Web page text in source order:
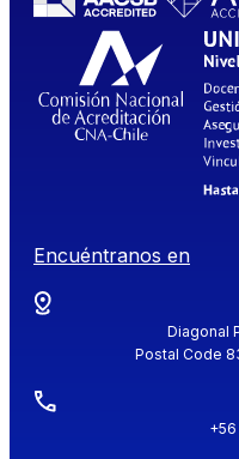
Encuéntranos en
Diagonal
Postal Code